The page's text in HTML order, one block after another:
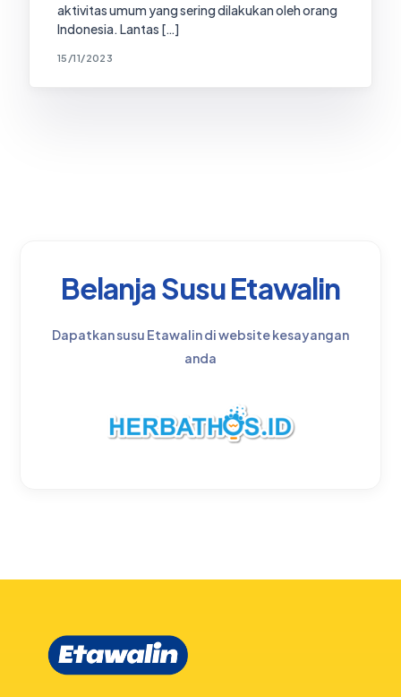
aktivitas umum yang sering dilakukan oleh orang
Indonesia. Lantas […]
15/11/2023
Belanja Susu Etawalin
Dapatkan susu Etawalin di website kesayangan
anda